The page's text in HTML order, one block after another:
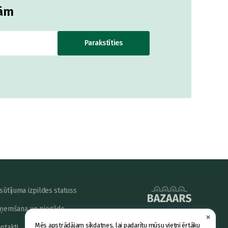
×
Mēs apstrādājam sīkdatnes, lai padarītu mūsu vietni ērtāku
Parakstīties
izpildes statuss
un piegāde